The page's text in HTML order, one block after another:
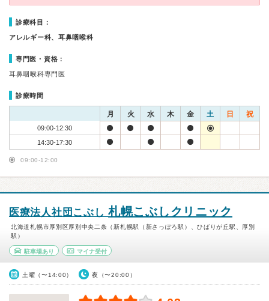
診療科目：
アレルギー科、耳鼻咽喉科
専門医・資格：
耳鼻咽喉科専門医
診療時間
月 火 水 木 金 土 日 祝
09:00-12:30
14:30-17:30
09:00-12:00
医療法人社団こぶし 札幌こぶしクリニック
北海道札幌市厚別区厚別中央二条（新札幌駅（新さっぽろ駅）、ひばりが丘駅、厚別
駅）
駐車場あり マイナ受付
土曜（〜14:00） 夜（〜20:00）